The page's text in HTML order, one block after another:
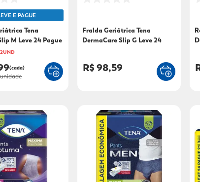
E PAGUE
Tena
M Leve 24 Pague
(cada)
Fralda Geriátrica Tena
DermaCare Slip G Leve 24
R$ 98,59